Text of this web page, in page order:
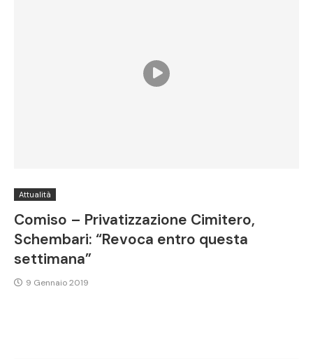
Attualità
Comiso – Privatizzazione Cimitero,
Schembari: “Revoca entro questa
settimana”
9 Gennaio 2019